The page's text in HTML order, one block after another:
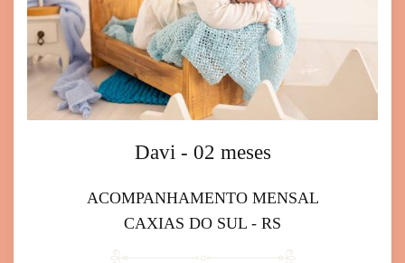
Davi - 02 meses
ACOMPANHAMENTO MENSAL
CAXIAS DO SUL - RS